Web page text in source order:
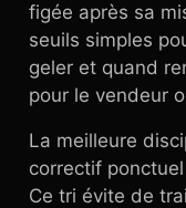
figée après sa
seuils simples
geler et quand
pour le vendeur
La meilleure
correctif
Ce tri évite de